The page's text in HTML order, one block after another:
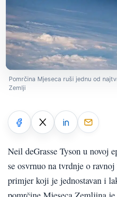
Pomrčina Mjeseca ruši jednu od
Zemlji
Neil deGrasse Tyson u novoj
se osvrnuo na tvrdnje o
primjer koji je jednostavan i